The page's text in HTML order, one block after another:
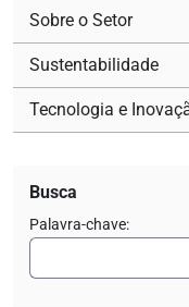
Sobre o Setor
Sustentabilidade
Tecnologia e
Busca
Palavra-chave: